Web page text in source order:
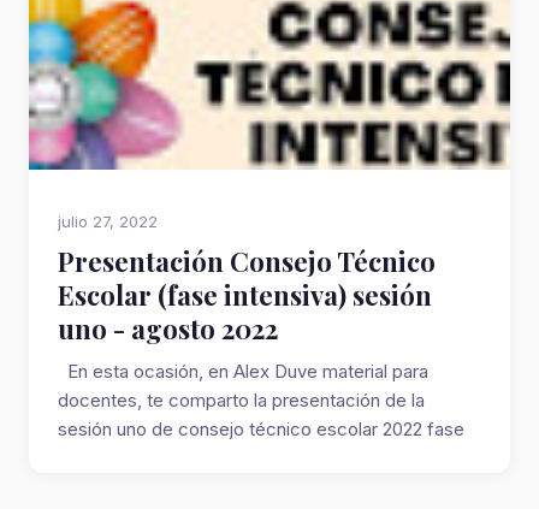
julio 27, 2022
Presentación Consejo Técnico
Escolar (fase intensiva) sesión
uno - agosto 2022
En esta ocasión, en Alex Duve material para
docentes, te comparto la presentación de la
sesión uno de consejo técnico escolar 2022 fase